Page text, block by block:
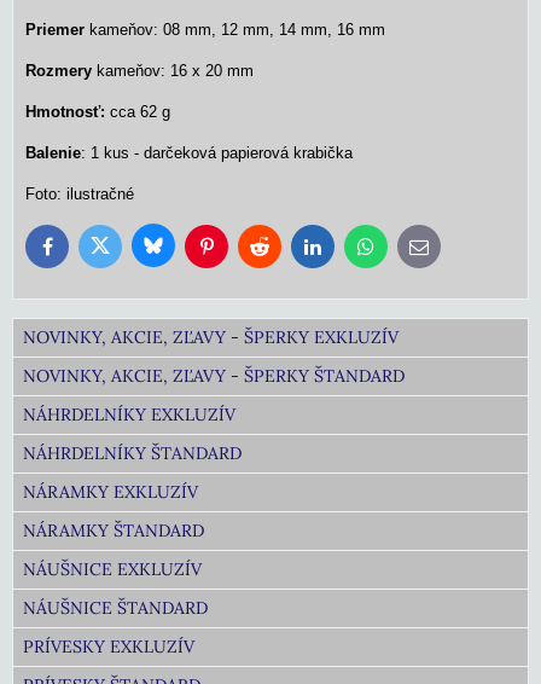
Priemer kameňov: 08 mm, 12 mm, 14 mm, 16 mm
Rozmery kameňov: 16 x 20 mm
Hmotnosť: cca 62 g
Balenie: 1 kus - darčeková papierová krabička
Foto: ilustračné
FacebookTwitter BlueskyPinterestReddit LinkedInWhatsApp
E-
mail
NOVINKY, AKCIE, ZĽAVY - ŠPERKY EXKLUZÍV
NOVINKY, AKCIE, ZĽAVY - ŠPERKY ŠTANDARD
NÁHRDELNÍKY EXKLUZÍV
NÁHRDELNÍKY ŠTANDARD
NÁRAMKY EXKLUZÍV
NÁRAMKY ŠTANDARD
NÁUŠNICE EXKLUZÍV
NÁUŠNICE ŠTANDARD
PRÍVESKY EXKLUZÍV